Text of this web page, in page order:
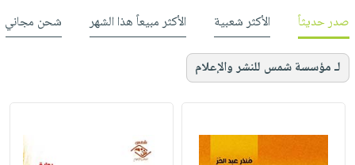
صدر حديثاً الأكثر شعبية الأكثر مبيعاً هذا الشهر شحن مجاني
لـ مؤسسة شمس للنشر والإعلام